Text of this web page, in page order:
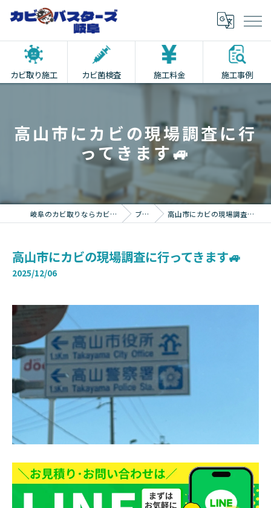
カビ取り施工 カビ菌検査 施工料金 施工事例
高山市にカビの現場調査に行
ってきます🚙
岐阜のカビ取りならカビバスターズ岐阜 ブログ 高山市にカビの現場調査に行ってきます🚙
高山市にカビの現場調査に行ってきます🚙
2025/12/06